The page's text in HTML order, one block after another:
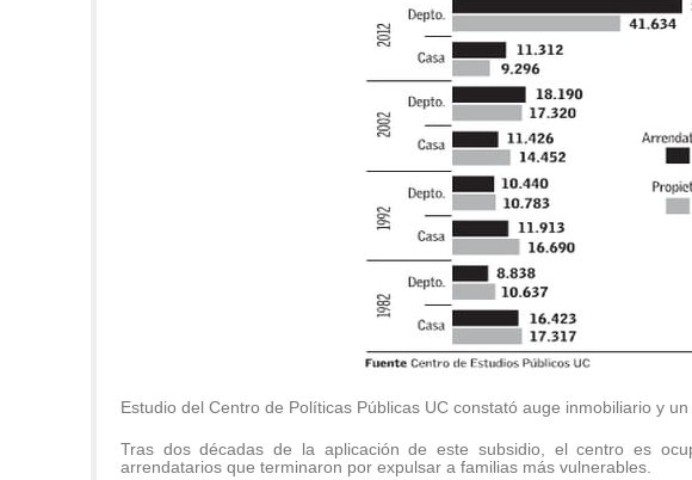
Estudio del Centro de Políticas Públicas UC constató auge inmobiliario y
Tras dos décadas de la aplicación de este subsidio, el centro es
arrendatarios que terminaron por expulsar a familias más vulnerables.